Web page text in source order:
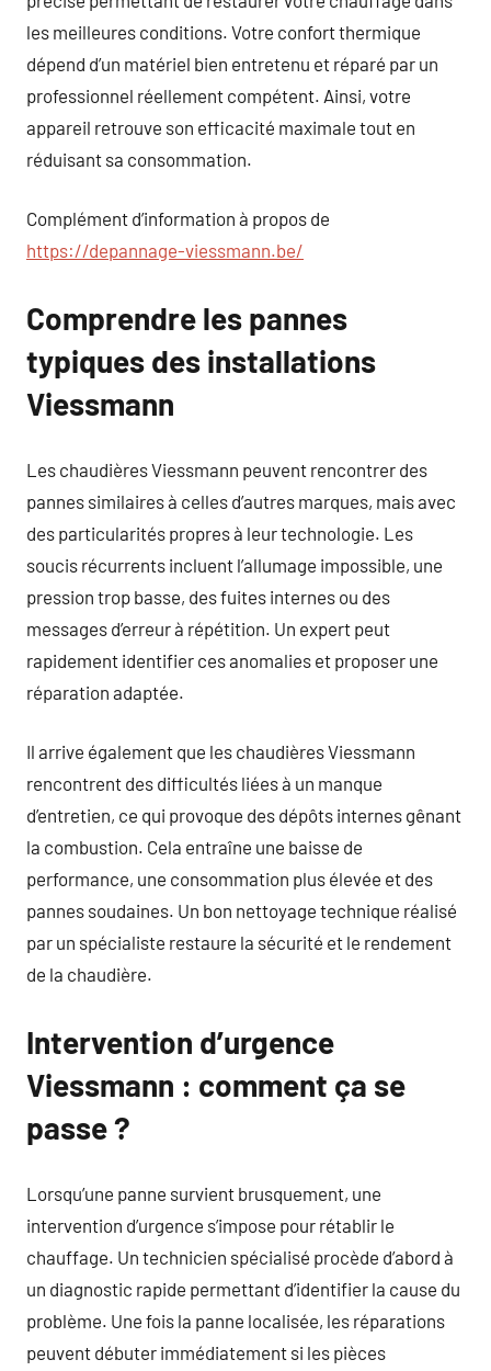
les meilleures conditions. Votre confort thermique
dépend d’un matériel bien entretenu et réparé par un
professionnel réellement compétent. Ainsi, votre
appareil retrouve son efficacité maximale tout en
réduisant sa consommation.
Complément d’information à propos de
https://depannage-viessmann.be/
Comprendre les pannes
typiques des installations
Viessmann
Les chaudières Viessmann peuvent rencontrer des
pannes similaires à celles d’autres marques, mais avec
des particularités propres à leur technologie. Les
soucis récurrents incluent l’allumage impossible, une
pression trop basse, des fuites internes ou des
messages d’erreur à répétition. Un expert peut
rapidement identifier ces anomalies et proposer une
réparation adaptée.
Il arrive également que les chaudières Viessmann
rencontrent des difficultés liées à un manque
d’entretien, ce qui provoque des dépôts internes gênant
la combustion. Cela entraîne une baisse de
performance, une consommation plus élevée et des
pannes soudaines. Un bon nettoyage technique réalisé
par un spécialiste restaure la sécurité et le rendement
de la chaudière.
Intervention d’urgence
Viessmann : comment ça se
passe ?
Lorsqu’une panne survient brusquement, une
intervention d’urgence s’impose pour rétablir le
chauffage. Un technicien spécialisé procède d’abord à
un diagnostic rapide permettant d’identifier la cause du
problème. Une fois la panne localisée, les réparations
peuvent débuter immédiatement si les pièces